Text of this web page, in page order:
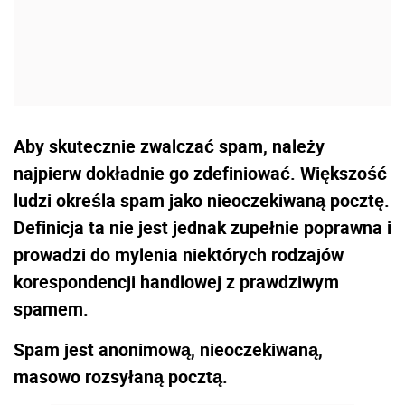
Aby skutecznie zwalczać spam, należy
najpierw dokładnie go zdefiniować. Większość
ludzi określa spam jako nieoczekiwaną pocztę.
Definicja ta nie jest jednak zupełnie poprawna i
prowadzi do mylenia niektórych rodzajów
korespondencji handlowej z prawdziwym
spamem.
Spam jest anonimową, nieoczekiwaną,
masowo rozsyłaną pocztą.